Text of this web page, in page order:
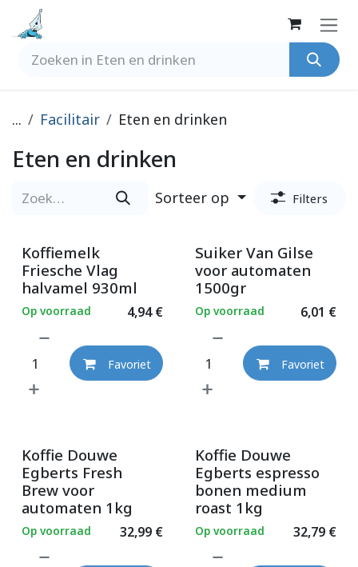
Overslaan naar inhoud
... Facilitair Eten en drinken
Eten en drinken
Sorteer op Filters
Koffiemelk
Friesche Vlag
halvamel 930ml
4,94€
Op voorraad
Favoriet
Suiker Van Gilse
voor automaten
1500gr
6,01 €
Op voorraad
Favoriet
Koffie Douwe
Egberts Fresh
Brew voor
automaten 1kg
32,99€
Op voorraad
Koffie Douwe
Egberts espresso
bonen medium
roast 1kg
32,79€
Op voorraad